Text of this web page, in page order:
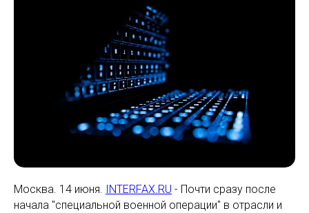
Москва. 14 июня. INTERFAX.RU - Почти сразу после
начала "специальной военной операции" в отрасли и